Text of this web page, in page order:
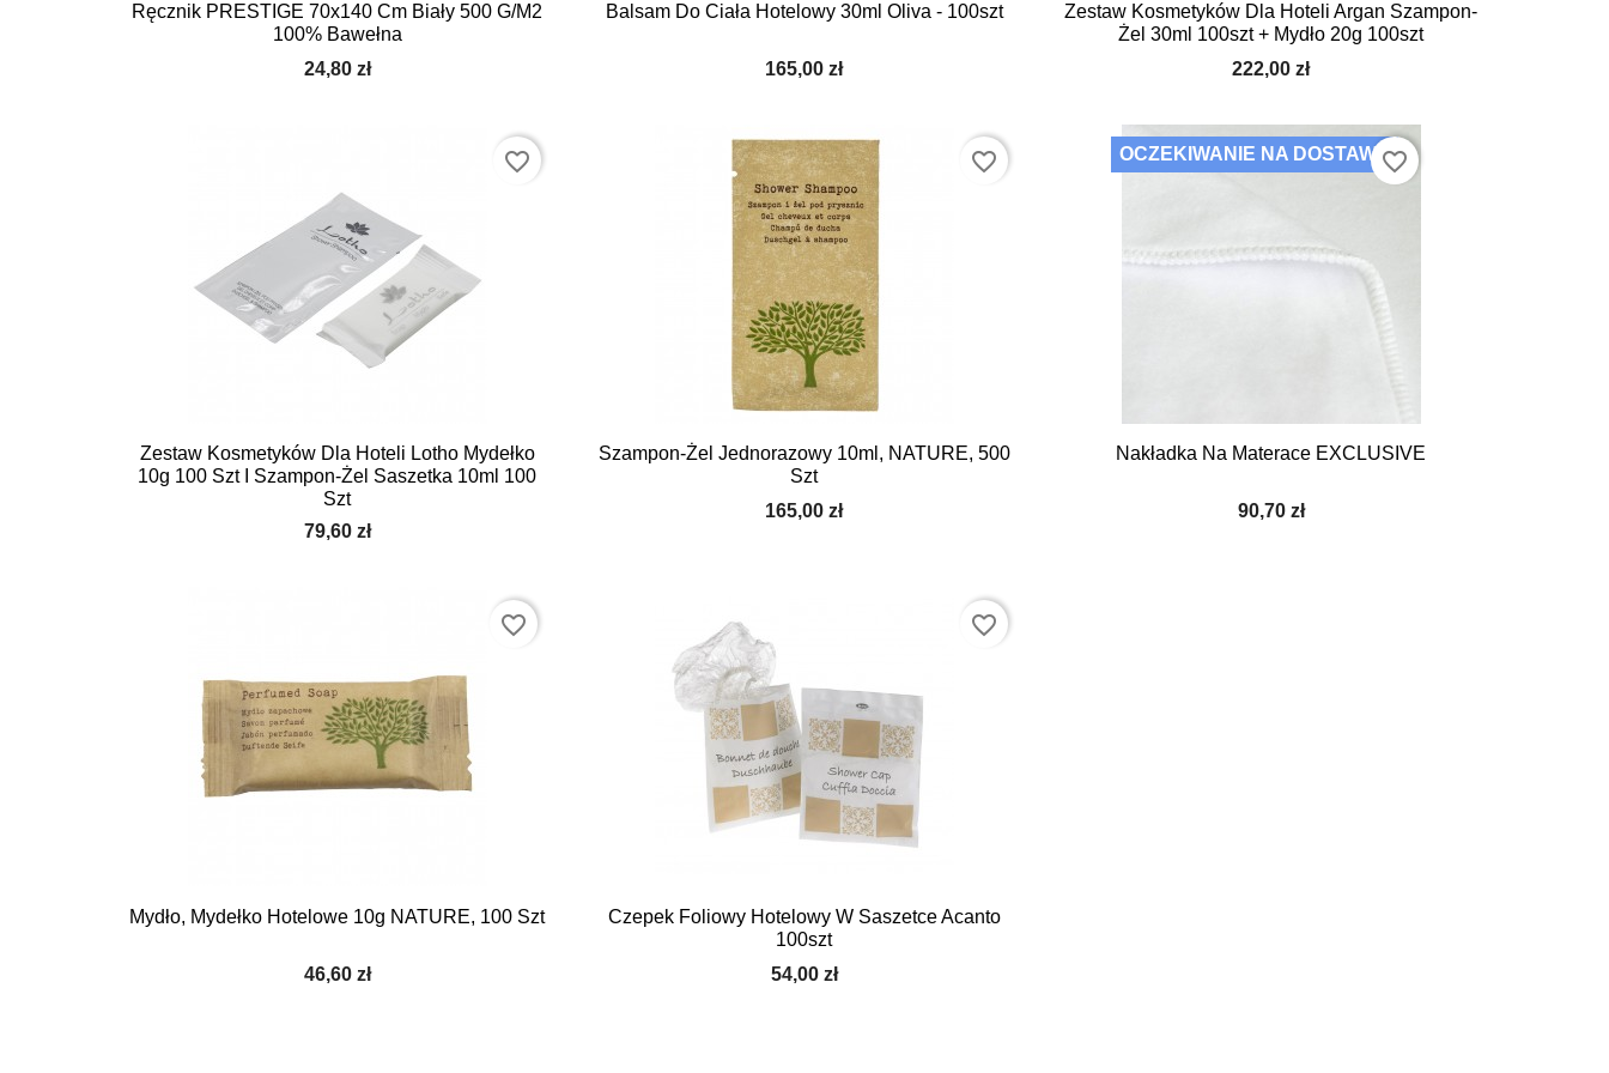
Ręcznik PRESTIGE 70x140 Cm Biały 500 G/m2
100% Bawełna
24,80 zł
Balsam Do Ciała Hotelowy 30ml Oliva - 100szt
165,00 zł
Zestaw Kosmetyków Dla Hoteli Argan Szampon-
Żel 30ml 100szt + Mydło 20g 100szt
222,00 zł
Zestaw Kosmetyków Dla Hoteli Lotho Mydełko
10g 100 Szt I Szampon-Żel Saszetka 10ml 100
Szt
79,60 zł
favorite_border
Szampon-Żel Jednorazowy 10ml, NATURE, 500
Szt
165,00 zł
favorite_border
Nakładka Na Materace EXCLUSIVE
90,70 zł
OCZEKIWANIE NA DOSTAWĘfavorite_border
Mydło, Mydełko Hotelowe 10g NATURE, 100 Szt
46,60 zł
favorite_border
Czepek Foliowy Hotelowy W Saszetce Acanto
100szt
54,00 zł
favorite_border